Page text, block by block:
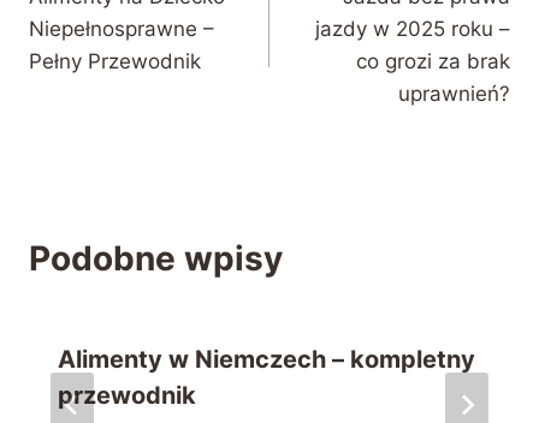
wpisu
Niepełnosprawne –
Pełny Przewodnik
jazdy w 2025 roku –
co grozi za brak
uprawnień?
Podobne wpisy
Alimenty w Niemczech – kompletny
przewodnik